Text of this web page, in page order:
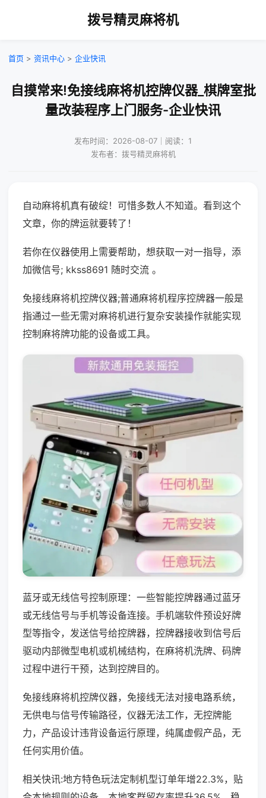
拨号精灵麻将机
首页 > 资讯中心 > 企业快讯
自摸常来!免接线麻将机控牌仪器_棋牌室批
量改装程序上门服务-企业快讯
发布时间：2026-08-07｜阅读：1
发布者：拨号精灵麻将机
自动麻将机真有破绽！可惜多数人不知道。看到这个
文章，你的牌运就要转了！
若你在仪器使用上需要帮助，想获取一对一指导，添
加微信号; kkss8691 随时交流 。
免接线麻将机控牌仪器;普通麻将机程序控牌器一般是
指通过一些无需对麻将机进行复杂安装操作就能实现
控制麻将牌功能的设备或工具。
蓝牙或无线信号控制原理：一些智能控牌器通过蓝牙
或无线信号与手机等设备连接。手机端软件预设好牌
型等指令，发送信号给控牌器，控牌器接收到信号后
驱动内部微型电机或机械结构，在麻将机洗牌、码牌
过程中进行干预，达到控牌目的。
免接线麻将机控牌仪器，免接线无法对接电路系统，
无供电与信号传输路径，仪器无法工作，无控牌能
力，产品设计违背设备运行原理，纯属虚假产品，无
任何实用价值。
相关快讯:地方特色玩法定制机型订单年增22.3%，贴